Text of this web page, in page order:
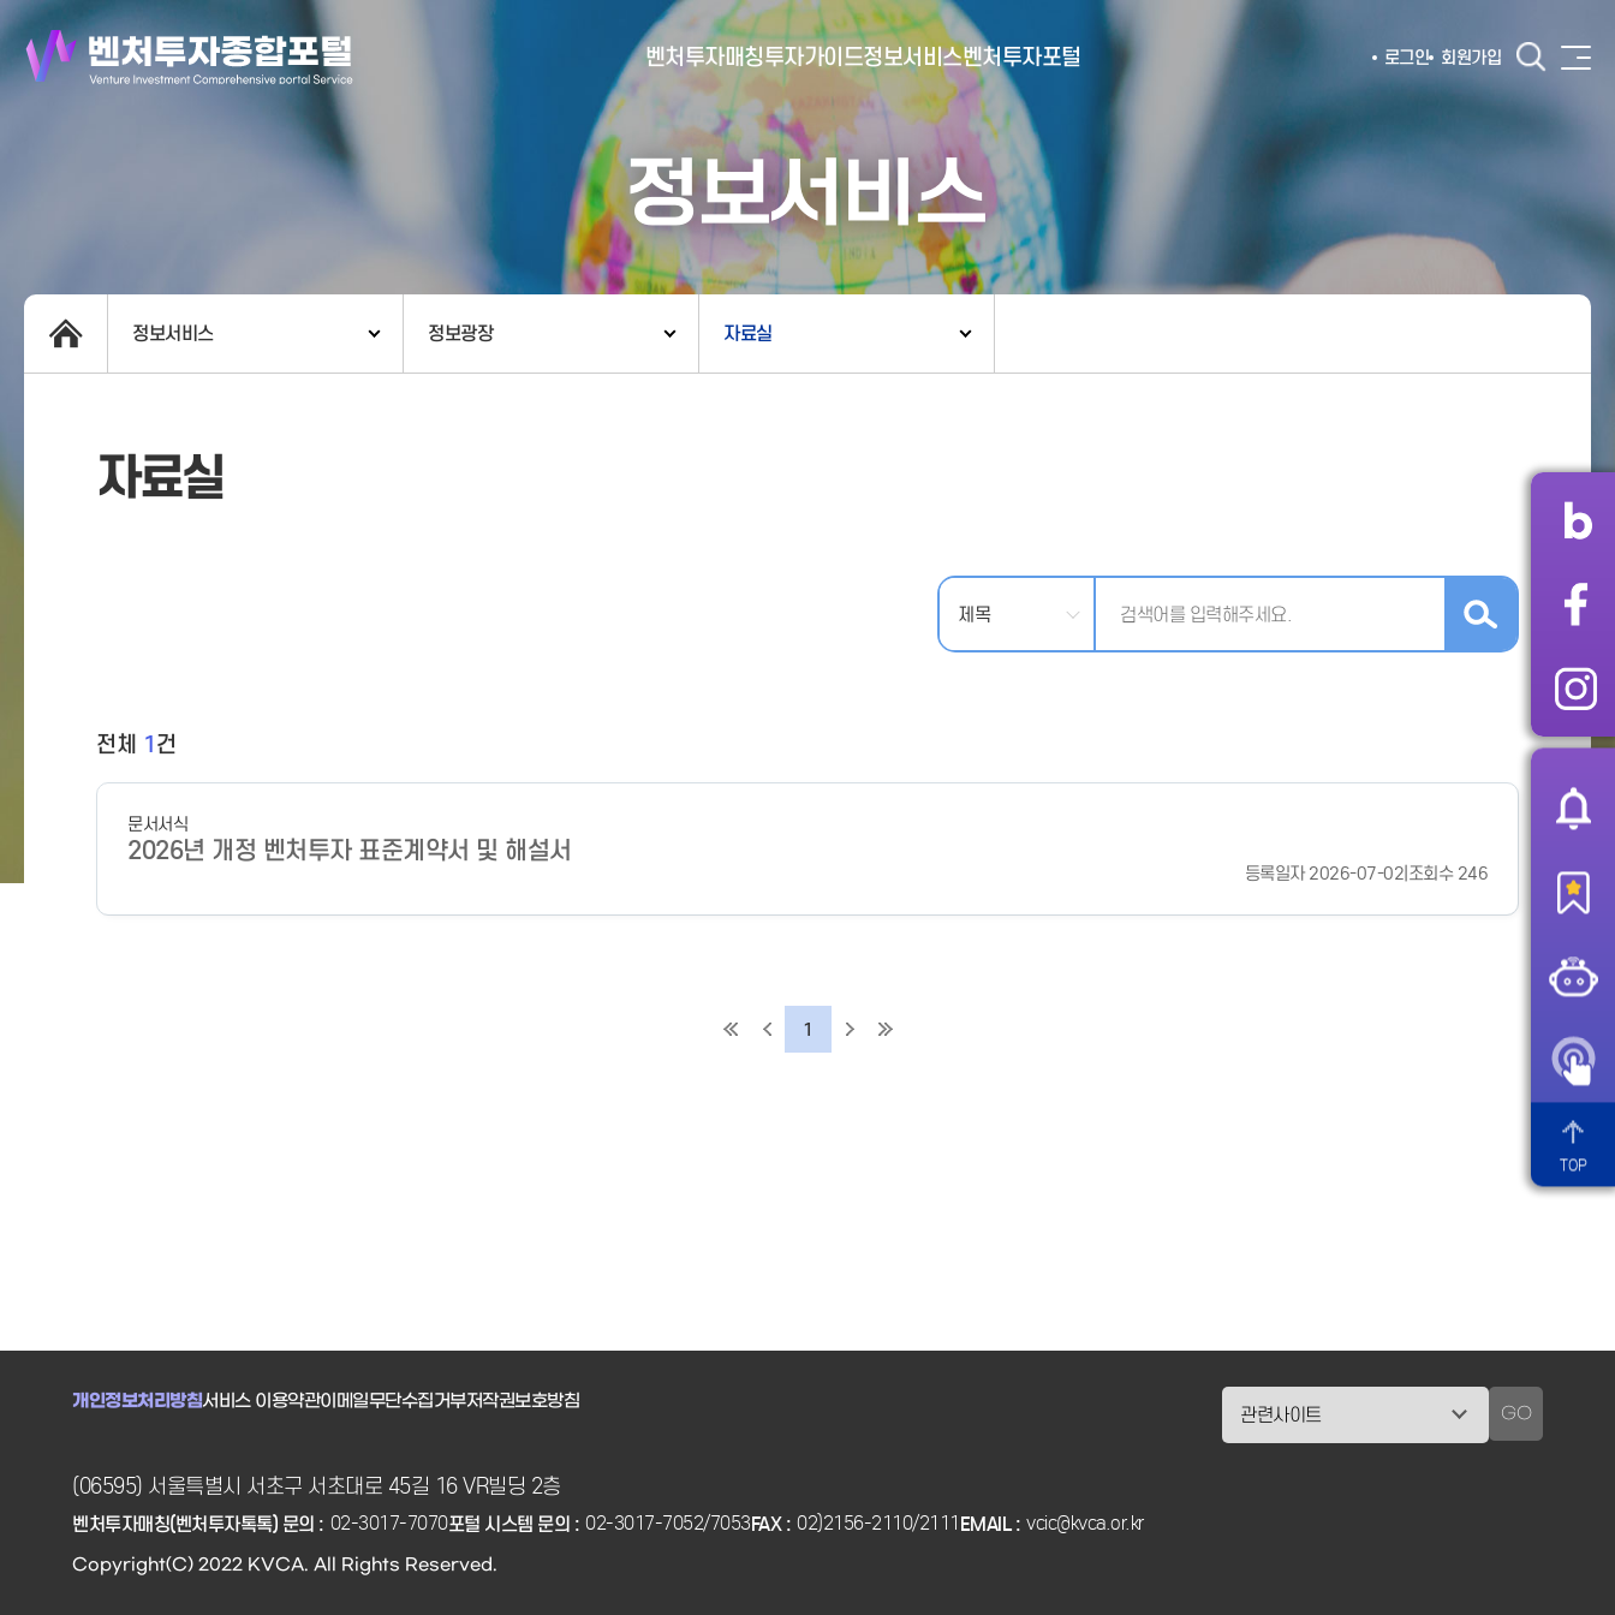
벤처투자매칭
- 통합공시
- 벤처투자회사 전자공시
- 벤처투자마트란?
투자가이드정보서비스
- 대시보드
- 투자실적
- 민간벤처통계
- 통계/연구 보고서
- VC 근무경력 확인
- VC 트랙레코드 확
벤처투자포털
- 포털소개
- BI소개
로그인 회원가입
TOP
정보서비스
정보서비스 정보광장 자료실
자료실
전체 1건
문서서식
2026년 개정 벤처투자 표준계약서 및 해설서
등록일자 2026-07-02 조회수 246
1
개인정보처리방침서비스 이용약관이메일무단수집거부저작권보호방침
GO
(06595) 서울특별시 서초구 서초대로 45길 16 VR빌딩 2층
벤처투자매칭(벤처투자톡톡) 문의 : 02-3017-7070포털 시스템 문의 : 02-3017-7052/7053FAX : 02)2156-2110/2111 EMAIL : vcic@kvca.or.kr
Copyright(C) 2022 KVCA. All Rights Reserved.